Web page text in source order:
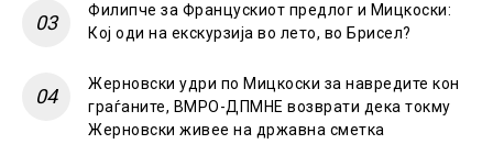
Филипче за Францускиот предлог и Мицкоски:
Кој оди на екскурзија во лето, во Брисел?
Жерновски удри по Мицкоски за навредите кон
граѓаните, ВМРО-ДПМНЕ возврати дека токму
Жерновски живее на државна сметка